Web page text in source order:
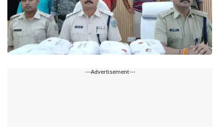
---Advertisement---